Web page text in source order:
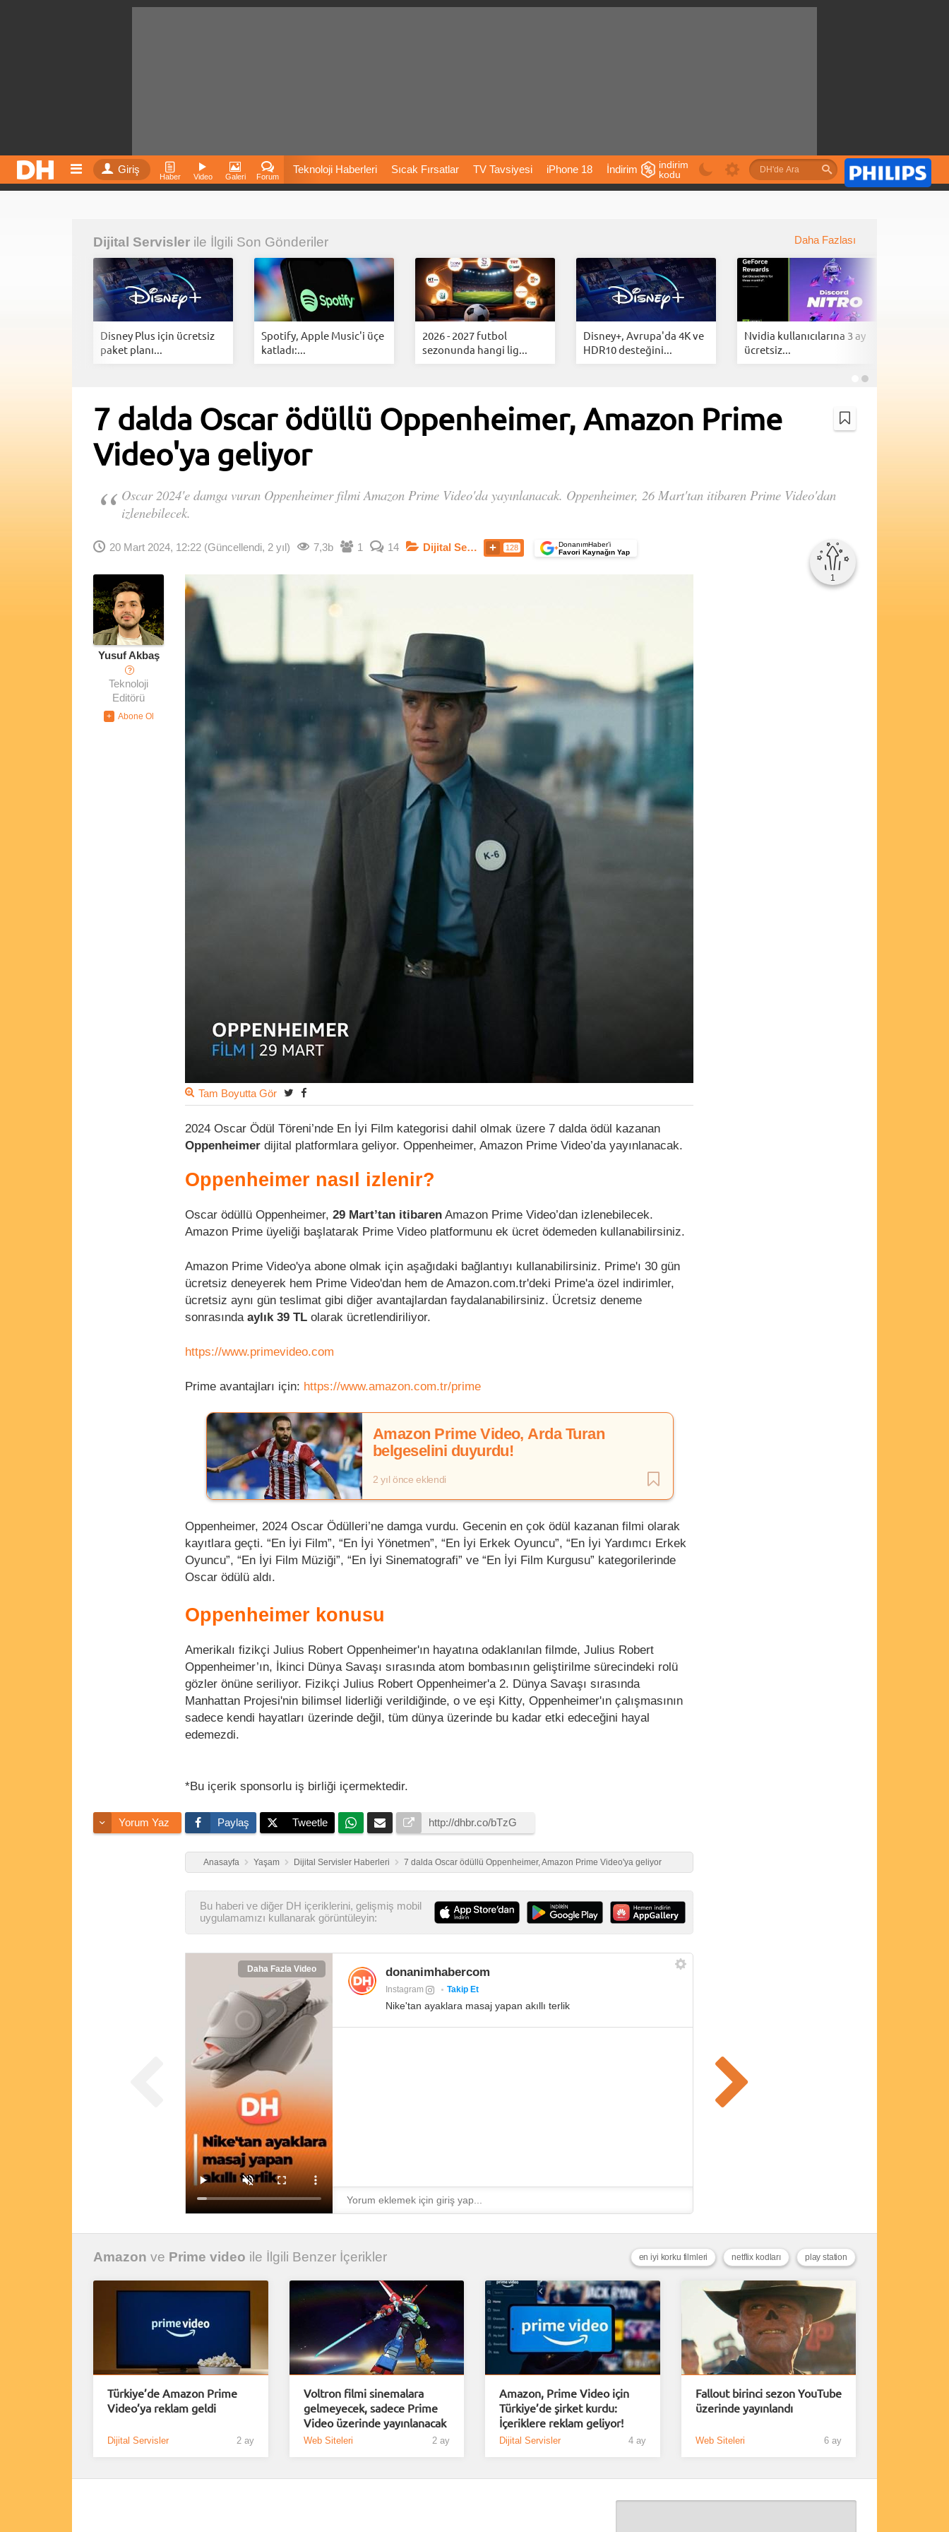
Giriş
Haber Video Galeri Forum
Teknoloji Haberleri Sıcak Fırsatlar TV Tavsiyesi iPhone 18 İndirim
Fiyatları
Dondurma İnstagram Çöktü Mü
indirim
kodu
Dijital Servisler ile İlgili Son Gönderiler Daha Fazlası
Disney Plus için ücretsiz
paket planı...
Spotify, Apple Music'i üçe
katladı:...
2026 - 2027 futbol
sezonunda hangi lig...
Disney+, Avrupa'da 4K ve
HDR10 desteğini...
Nvidia kullanıcılarına 3 ay
ücretsiz...
7 dalda Oscar ödüllü Oppenheimer, Amazon Prime
Video'ya geliyor
Oscar 2024'e damga vuran Oppenheimer filmi Amazon Prime Video'da yayınlanacak. Oppenheimer, 26 Mart'tan itibaren Prime Video'dan
izlenebilecek.
20 Mart 2024, 12:22 (Güncellendi, 2 yıl) 7,3b 1 14 Dijital Servisler 128 +DonanımHaber’i
Favori Kaynağın Yap
1
Yusuf Akbaş
?
Teknoloji
Editörü
Tam Boyutta Gör
2024 Oscar Ödül Töreni’nde En İyi Film kategorisi dahil olmak üzere 7 dalda ödül kazanan
Oppenheimer dijital platformlara geliyor. Oppenheimer, Amazon Prime Video’da yayınlanacak.
Oppenheimer nasıl izlenir?
Oscar ödüllü Oppenheimer, 29 Mart’tan itibaren Amazon Prime Video’dan izlenebilecek.
Amazon Prime üyeliği başlatarak Prime Video platformunu ek ücret ödemeden kullanabilirsiniz.
Amazon Prime Video'ya abone olmak için aşağıdaki bağlantıyı kullanabilirsiniz. Prime'ı 30 gün
ücretsiz deneyerek hem Prime Video'dan hem de Amazon.com.tr'deki Prime'a özel indirimler,
ücretsiz aynı gün teslimat gibi diğer avantajlardan faydalanabilirsiniz. Ücretsiz deneme
sonrasında aylık 39 TL olarak ücretlendiriliyor.
https://www.primevideo.com
Prime avantajları için: https://www.amazon.com.tr/prime
Amazon Prime Video, Arda Turan
belgeselini duyurdu!
2 yıl önce eklendi
Oppenheimer, 2024 Oscar Ödülleri’ne damga vurdu. Gecenin en çok ödül kazanan filmi olarak
kayıtlara geçti. “En İyi Film”, “En İyi Yönetmen”, “En İyi Erkek Oyuncu”, “En İyi Yardımcı Erkek
Oyuncu”, “En İyi Film Müziği”, “En İyi Sinematografi” ve “En İyi Film Kurgusu” kategorilerinde
Oscar ödülü aldı.
Oppenheimer konusu
Amerikalı fizikçi Julius Robert Oppenheimer'ın hayatına odaklanılan filmde, Julius Robert
Oppenheimer’ın, İkinci Dünya Savaşı sırasında atom bombasının geliştirilme sürecindeki rolü
gözler önüne seriliyor. Fizikçi Julius Robert Oppenheimer'a 2. Dünya Savaşı sırasında
Manhattan Projesi'nin bilimsel liderliği verildiğinde, o ve eşi Kitty, Oppenheimer'ın çalışmasının
sadece kendi hayatları üzerinde değil, tüm dünya üzerinde bu kadar etki edeceğini hayal
edemezdi.
*Bu içerik sponsorlu iş birliği içermektedir.
Yorum Yaz Paylaş Tweetle
Anasayfa Yaşam Dijital Servisler Haberleri 7 dalda Oscar ödüllü Oppenheimer, Amazon Prime Video'ya geliyor
Bu haberi ve diğer DH içeriklerini, gelişmiş mobil
uygulamamızı kullanarak görüntüleyin:
Daha Fazla Video donanimhabercom
Instagram Takip Et
Nike'tan ayaklara masaj yapan akıllı terlik
Amazon ve Prime video ile İlgili Benzer İçerikler play station
netflix kodları
en iyi korku filmleri
Türkiye’de Amazon Prime
Video’ya reklam geldi
Dijital Servisler 2 ay
Voltron filmi sinemalara
gelmeyecek, sadece Prime
Video üzerinde yayınlanacak
Web Siteleri 2 ay
Amazon, Prime Video için
Türkiye’de şirket kurdu:
İçeriklere reklam geliyor!
Dijital Servisler 4 ay
Fallout birinci sezon YouTube
üzerinde yayınlandı
Web Siteleri 6 ay